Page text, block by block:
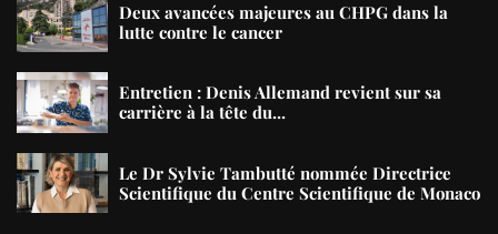
Deux avancées majeures au CHPG dans la
lutte contre le cancer
Entretien : Denis Allemand revient sur sa
carrière à la tête du...
Le Dr Sylvie Tambutté nommée Directrice
Scientifique du Centre Scientifique de Monaco